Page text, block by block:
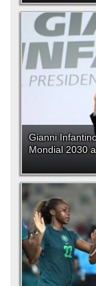
Gianni
Mondial 2030